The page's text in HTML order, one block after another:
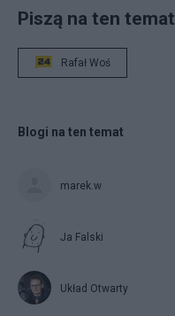
Piszą na ten temat
Rafał Woś
Blogi na ten temat
marek.w
Ja Falski
Układ Otwarty